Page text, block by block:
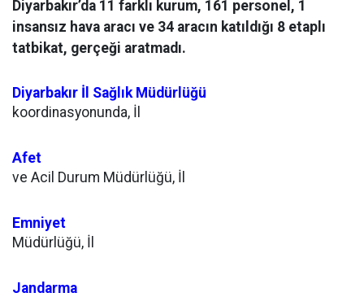
Diyarbakır’da 11 farklı kurum, 161 personel, 1
insansız hava aracı ve 34 aracın katıldığı 8 etaplı
tatbikat, gerçeği aratmadı.
Diyarbakır İl Sağlık Müdürlüğü
koordinasyonunda, İl
Afet
ve Acil Durum Müdürlüğü, İl
Emniyet
Müdürlüğü, İl
Jandarma